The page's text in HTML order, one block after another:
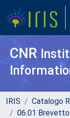
CNR
IRIS Catalogo
06.01